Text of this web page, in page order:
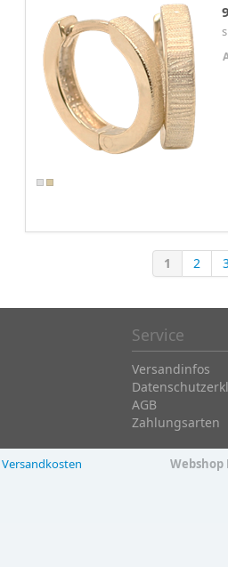
1 2
Service
Versandinfos
AGB
Zahlungsarten
Versandkosten Webshop